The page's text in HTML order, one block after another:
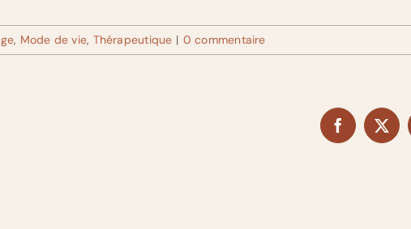
, Mode de vie, Thérapeutique | 0 commentaire
Facebook
X